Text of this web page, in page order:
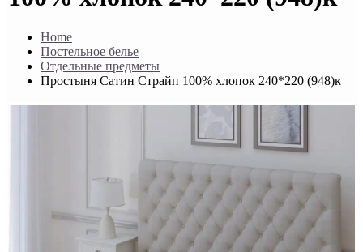
Home
Постельное белье
Отдельные предметы
Простыня Сатин Страйп 100% хлопок 240*220 (948)к